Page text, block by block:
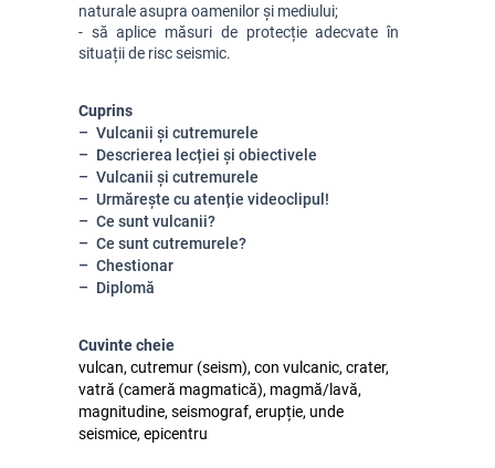
naturale asupra oamenilor și mediului;
- să aplice măsuri de protecție adecvate în
situații de risc seismic.
Cuprins
Vulcanii și cutremurele
Descrierea lecției și obiectivele
Vulcanii și cutremurele
Urmărește cu atenție videoclipul!
Ce sunt vulcanii?
Ce sunt cutremurele?
Chestionar
Diplomă
Cuvinte cheie
vulcan, cutremur (seism), con vulcanic, crater,
vatră (cameră magmatică), magmă/lavă,
magnitudine, seismograf, erupție, unde
seismice, epicentru